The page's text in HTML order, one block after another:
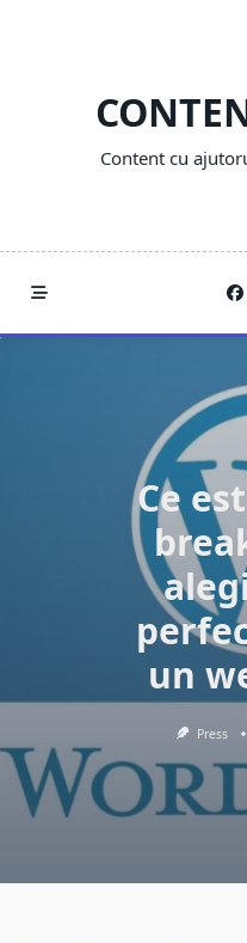
Content cu
Ce
un
Press